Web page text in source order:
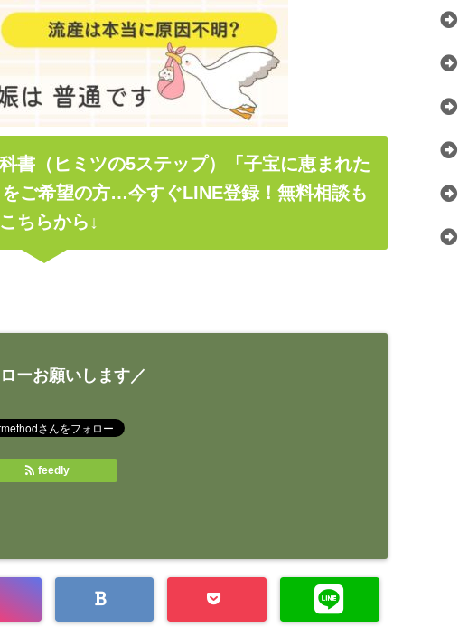
書（ヒミツの5ステップ）「子宝に恵まれた
ご希望の方…今すぐLINE登録！無料相談も
こちらから↓
ーお願いします／
feedly